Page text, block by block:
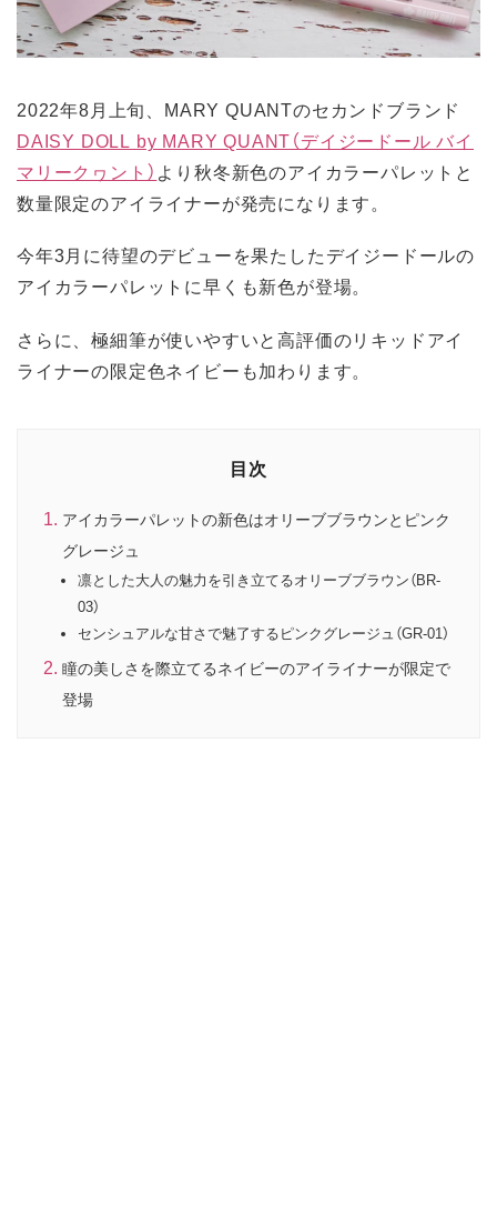
2022年8月上旬、MARY QUANTのセカンドブランド
DAISY DOLL by MARY QUANT（デイジードール バイ
マリークヮント） より秋冬新色のアイカラーパレットと
数量限定のアイライナーが発売になります。
今年3月に待望のデビューを果たしたデイジードールの
アイカラーパレットに早くも新色が登場。
さらに、極細筆が使いやすいと高評価のリキッドアイ
ライナーの限定色ネイビーも加わります。
目次
アイカラーパレットの新色はオリーブブラウンとピンク
グレージュ
凛とした大人の魅力を引き立てるオリーブブラウン（BR-
03）
センシュアルな甘さで魅了するピンクグレージュ（GR-01）
瞳の美しさを際立てるネイビーのアイライナーが限定で
登場